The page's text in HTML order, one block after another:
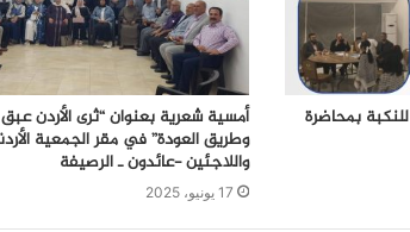
جمعية فيدار تُحيي الذكرى الـ77 للنكبة بمحاضرة أمسية شعرية بعنوان “ثرى الأردن عبق
وطريق العودة” في مقر الجمعية
واللاجئين -عائدون ـ الرصيفة
17 يونيو، 2025